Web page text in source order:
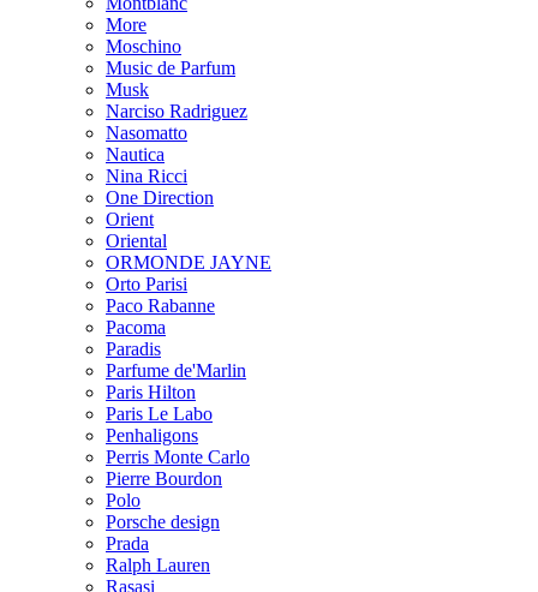
More
Moschino
Music de Parfum
Musk
Narciso Radriguez
Nasomatto
Nautica
Nina Ricci
One Direction
Orient
Oriental
ORMONDE JAYNE
Orto Parisi
Paco Rabanne
Pacoma
Paradis
Parfume de'Marlin
Paris Hilton
Paris Le Labo
Penhaligons
Perris Monte Carlo
Pierre Bourdon
Polo
Porsche design
Prada
Ralph Lauren
Rasasi